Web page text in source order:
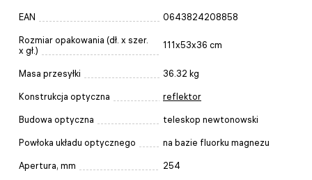
EAN 0643824208858
Rozmiar opakowania (dł. x szer.
x gł.)
111x53x36 cm
Masa przesyłki 36.32 kg
Konstrukcja optyczna reflektor
Budowa optyczna teleskop newtonowski
Powłoka układu optycznego na bazie fluorku magnezu
Apertura, mm 254